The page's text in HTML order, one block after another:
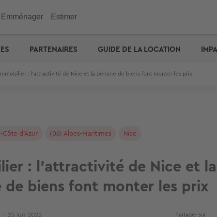
: capacité d'emprunt
Investir
Défiscalisation
Outils
Check-lists location
maison
Outils
Dossier Loi Pinel
prêt � taux zéro
Estimez vos frais de
Emménager
ENGIE : déménagez facile
Estimer
appartement
Outils
Estimation appartement
PARTENAIRES GUIDE DE LA LOCATION
: l’attractivité de Nice et la pénurie de biens font monter les prix
Côte d'Azur (06) Alpes-Maritimes Nice
: l’attractivité de Nice et la
de biens font monter les prix
25 jun 2022 Partager sur